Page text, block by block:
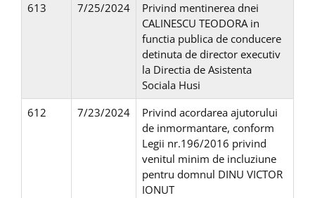
613
7/25/2024
Privind mentinerea dnei
CALINESCU TEODORA in
functia publica de conducere
detinuta de director executiv
la Directia de Asistenta
Sociala Husi
612
7/23/2024
Privind acordarea ajutorului
de inmormantare, conform
Legii nr.196/2016 privind
venitul minim de incluziune
pentru domnul DINU VICTOR
IONUT